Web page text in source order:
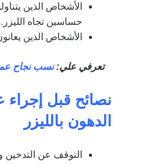
الأشخاص الذين
حساسين تجاه الليزر.
الأشخاص الذين
تعرفي علي:نسب نجاح
نصائح قبل إجراء
الدهون بالليزر
التوقف عن التدخين